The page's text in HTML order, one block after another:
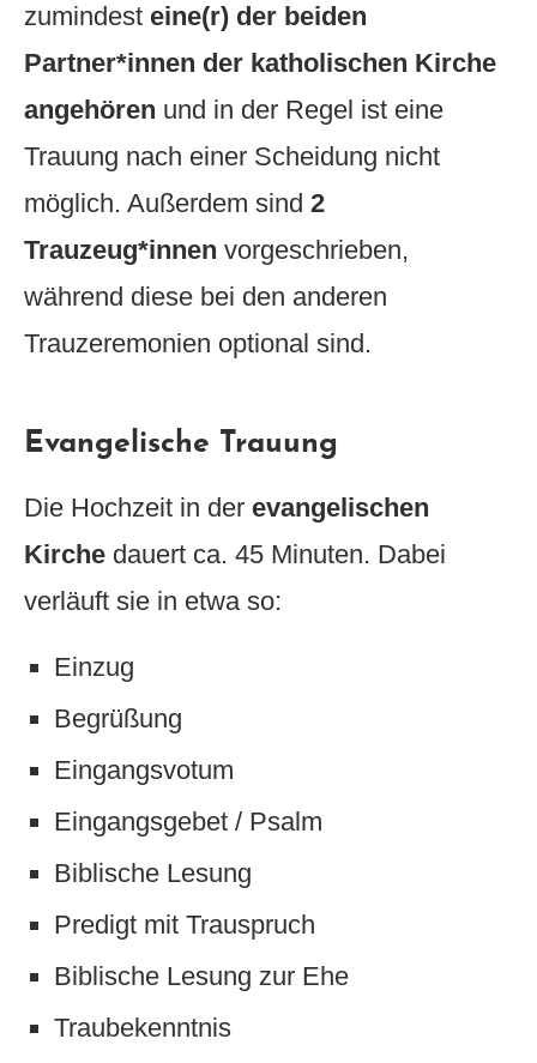
zumindest eine(r) der beiden
Partner*innen der katholischen Kirche
angehören und in der Regel ist eine
Trauung nach einer Scheidung nicht
möglich. Außerdem sind 2
Trauzeug*innen vorgeschrieben,
während diese bei den anderen
Trauzeremonien optional sind.
Evangelische Trauung
Die Hochzeit in der evangelischen
Kirche dauert ca. 45 Minuten. Dabei
verläuft sie in etwa so:
Einzug
Begrüßung
Eingangsvotum
Eingangsgebet / Psalm
Biblische Lesung
Predigt mit Trauspruch
Biblische Lesung zur Ehe
Traubekenntnis